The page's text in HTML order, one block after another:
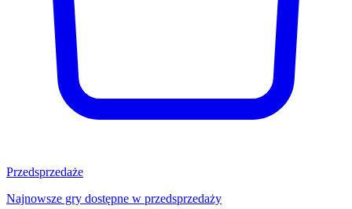
Przedsprzedaże
Najnowsze gry dostępne w przedsprzedaży